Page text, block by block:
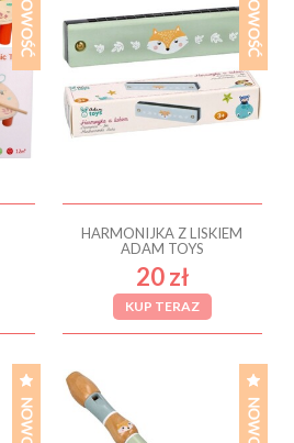
HARMONIJKA Z LISKIEM
ADAM TOYS
20 zł
KUP TERAZ